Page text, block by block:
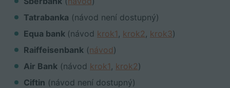
Tatrabanka (návod není dostupný)
Equa bank (návod krok1 , krok2 , krok3)
Raiffeisenbank (návod)
Air Bank (návod krok1 , krok2)
Ciftin (návod není dostupný)